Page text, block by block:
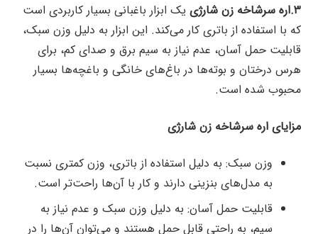
۳.اره سرشاخه زن شارژی
یک ابزار باغبانی بسیار کاربردی است
که با استفاده از باتری کار می‌کند. این ابزار به دلیل وزن سبک،
قابلیت حمل آسان، عدم نیاز به سیم برق و صدای کم، برای
هرس درختان و بوته‌ها در باغ‌های خانگی و باغچه‌ها بسیار
محبوب شده است.
مزایای اره سرشاخه زن شارژی
وزن سبک: به دلیل استفاده از باتری، وزن کمتری نسبت
به مدل‌های بنزینی دارند و کار با آن‌ها راحت‌تر است.
قابلیت حمل آسان: به دلیل وزن سبک و عدم نیاز به
سیم، به راحتی قابل حمل هستند و می‌توان آن‌ها را در